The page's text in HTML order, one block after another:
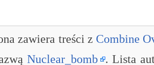
zawiera treści z Combine
Nuclear_bomb . Lista